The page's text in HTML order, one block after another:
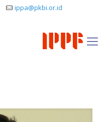
ippa@pkbi.or.id